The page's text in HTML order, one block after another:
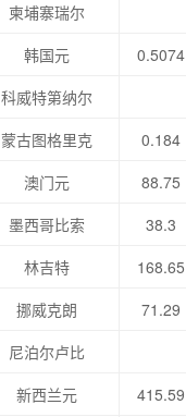
柬埔寨瑞尔
韩国元
0.5074
科威特第纳尔
蒙古图格里克
0.184
澳门元
88.75
墨西哥比索
38.3
林吉特
168.65
挪威克朗
71.29
尼泊尔卢比
新西兰元
415.59